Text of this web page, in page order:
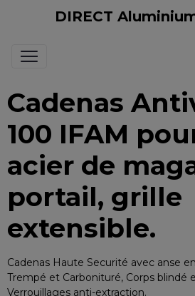
DIRECT
Cadenas
100 IFAM
acier de
portail, grille
extensible.
Cadenas Haute Securité avec anse
Trempé et Carbonituré, Corps blindé
Verrouillages anti-extraction.